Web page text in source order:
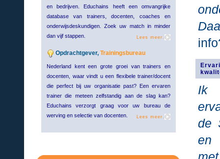
en bedrijven. Educhains heeft een omvangrijke
database van trainers, docenten, coaches en
onderwijsdeskundigen. Zoek uw match in minder
dan vijf stappen.
Lees meer.
Opdrachtgever, Trainingsbureau
Nederland kent een grote groei van trainers en
docenten, waar vindt u een flexibele trainer/docent
die perfect bij uw organisatie past? Een ervaren
trainer die meteen zelfstandig aan de slag kan?
Educhains verzorgt graag voor uw bureau de
werving en selectie van docenten.
Lees meer.
Ik
de
en